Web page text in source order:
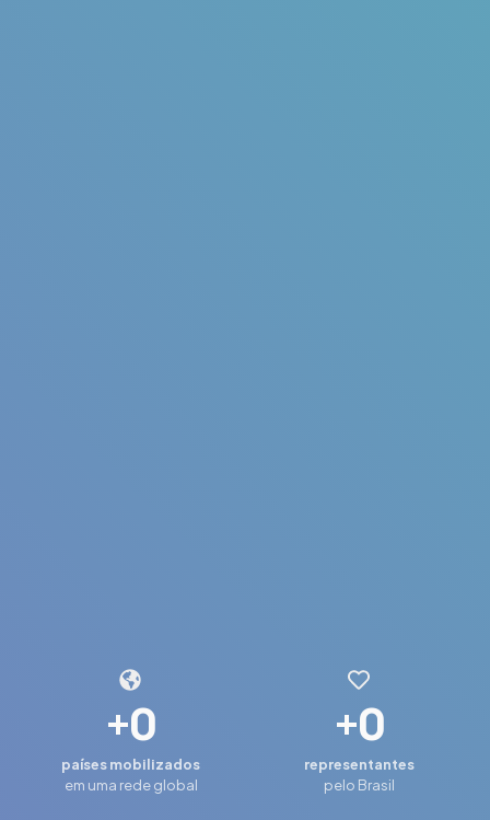
+0
países mobilizados
em uma rede global
+0
representantes
pelo Brasil